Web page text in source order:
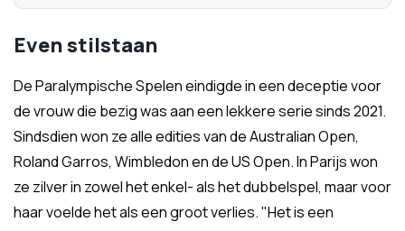
Even stilstaan
De Paralympische Spelen eindigde in een deceptie voor
de vrouw die bezig was aan een lekkere serie sinds 2021.
Sindsdien won ze alle edities van de Australian Open,
Roland Garros, Wimbledon en de US Open. In Parijs won
ze zilver in zowel het enkel- als het dubbelspel, maar voor
haar voelde het als een groot verlies. "Het is een